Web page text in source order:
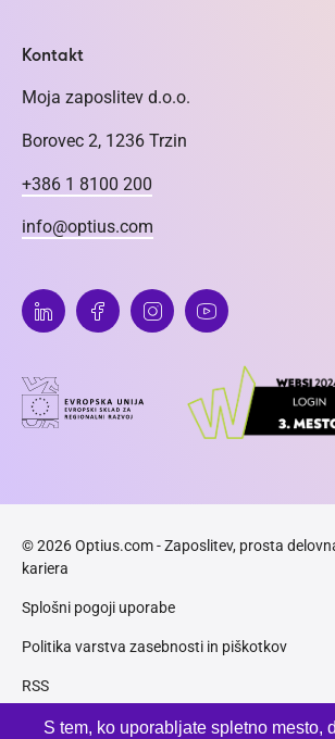
Kontakt
Moja zaposlitev d.o.o.
Borovec 2, 1236 Trzin
+386 1 8100 200
info@optius.com
© 2026 Optius.com - Zaposlitev, prosta
kariera
Splošni pogoji uporabe
Politika varstva zasebnosti in piškotkov
RSS
Piškotki
S tem, ko uporabljate spletno mesto,